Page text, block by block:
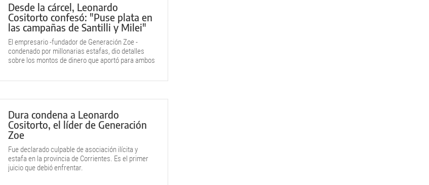
Desde la cárcel, Leonardo
Cositorto confesó: "Puse plata en
las campañas de Santilli y Milei"
El empresario -fundador de Generación Zoe -
condenado por millonarias estafas, dio detalles
sobre los montos de dinero que aportó para ambos
Dura condena a Leonardo
Cositorto, el líder de Generación
Zoe
Fue declarado culpable de asociación ilícita y
estafa en la provincia de Corrientes. Es el primer
juicio que debió enfrentar.